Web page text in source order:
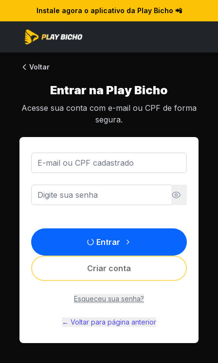
Instale agora o aplicativo da Play Bicho 📲
Voltar
Entrar na Play Bicho
Acesse sua conta com e-mail ou CPF de forma
segura.
E-mail ou CPF
Senha
Entrar
Criar conta
Esqueceu sua senha?
← Voltar para página anterior